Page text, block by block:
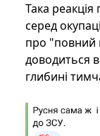
Така
серед
про "повний
доводиться
глибині